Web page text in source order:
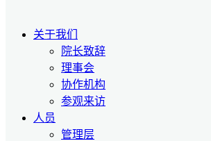
关于我们
院长致辞
理事会
协作机构
参观来访
人员
管理层